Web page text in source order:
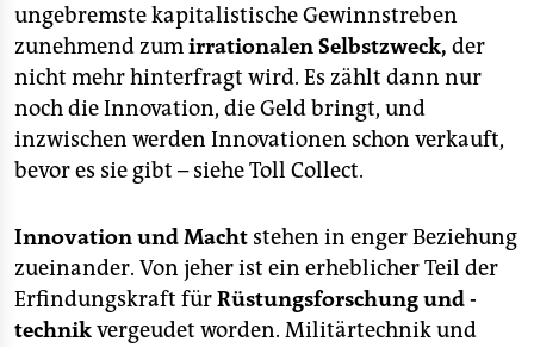
ungebremste kapitalistische Gewinnstreben
zunehmend zumirrationalen Selbstzweck, der
nicht mehr hinterfragt wird. Es zählt dann nur
noch die Innovation, die Geld bringt, und
inzwischen werden Innovationen schon verkauft,
bevor es sie gibt – siehe Toll Collect.
Innovation und Macht stehen in enger Beziehung
zueinander. Von jeher ist ein erheblicher Teil der
Erfindungskraft fürRüstungsforschung und -
technikvergeudet worden. Militärtechnik und